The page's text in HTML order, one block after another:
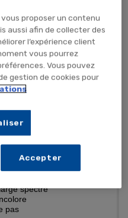
179,76 € HT
AU PANIER
spectre
pas
proposer un contenu
aussi afin de collecter des
l’expérience client
vous pourrez
Vous pouvez
gestion de cookies pour
Accepter